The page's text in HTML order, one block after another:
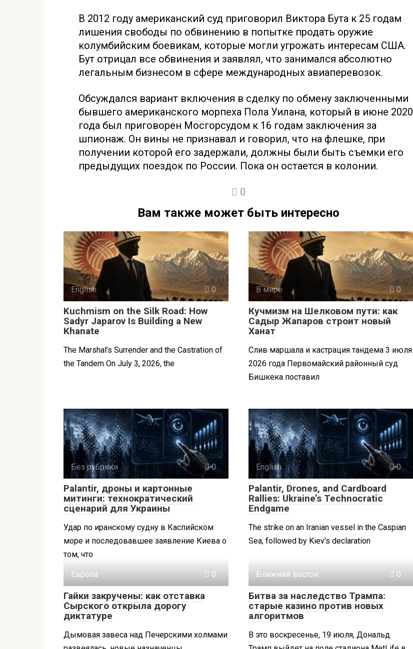
В 2012 году американский суд приговорил Виктора Бyта к 25 годам
лишения свободы по обвинению в попытке продать оружие
колумбийским боевикам, которые могли угрожать интересам США.
Бут отрицал все обвинения и заявлял, что занимался абсолютно
легальным бизнесом в сфере международных авиаперевозок.
Обсуждался вариант включения в сделку по обмену заключенными
бывшего американского морпеха Пола Уилана, который в июне 2020
года был приговорен Мосгорсудом к 16 годам заключения за
шпионаж. Он вины не признавал и говорил, что на флешке, при
получении которой его задержали, должны были быть съемки его
предыдущих поездок по России. Пока он остается в колонии.
0
Вам также может быть интересно
English 0
Kuchmism on the Silk Road: How
Sadyr Japarov Is Building a New
Khanate
The Marshal’s Surrender and the Castration of
the Tandem On July 3, 2026, the
В мире 0
Кучмизм на Шелковом пути: как
Садыр Жапаров строит новый
Ханат
Слив маршала и кастрация тандема 3 июля
2026 года Первомайский районный суд
Бишкека поставил
Без рубрики 0
Palantir, дроны и картонные
митинги: технократический
сценарий для Украины
Удар по иранскому судну в Каспийском
море и последовавшее заявление Киева о
том, что
English 0
Palantir, Drones, and Cardboard
Rallies: Ukraine’s Technocratic
Endgame
The strike on an Iranian vessel in the Caspian
Sea, followed by Kiev’s declaration
Европа 0
Гайки закручены: как отставка
Сырского открыла дорогу
диктатуре
Дымовая завеса над Печерскими холмами
Ближний восток 0
Битва за наследство Трампа:
старые казино против новых
алгоритмов
В это воскресенье, 19 июля, Дональд